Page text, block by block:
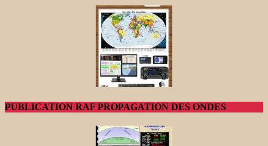
PUBLICATION RAF PROPAGATION DES ONDES